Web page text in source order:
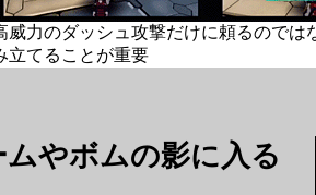
威力のダッシュ攻撃だけに頼るのでは
立てることが重要
ムやボムの影に入る